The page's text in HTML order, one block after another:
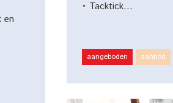
en
• Tacktick…
aangeboden aanbod